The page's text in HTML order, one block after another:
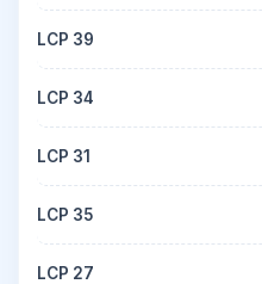
LCP 39
LCP 34
LCP 31
LCP 35
LCP 27